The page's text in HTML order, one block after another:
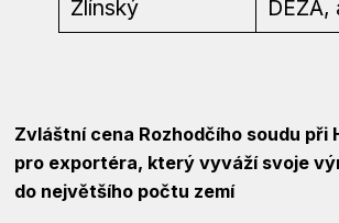
Zlínský
DEZA,
Zvláštní cena Rozhodčího soudu při
pro exportéra, který vyváží svoje
do největšího počtu zemí